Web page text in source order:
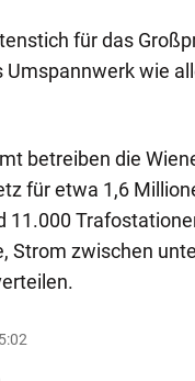
für das
Umspannwerk wie
betreiben die
für etwa 1,6
11.000
Strom zwischen